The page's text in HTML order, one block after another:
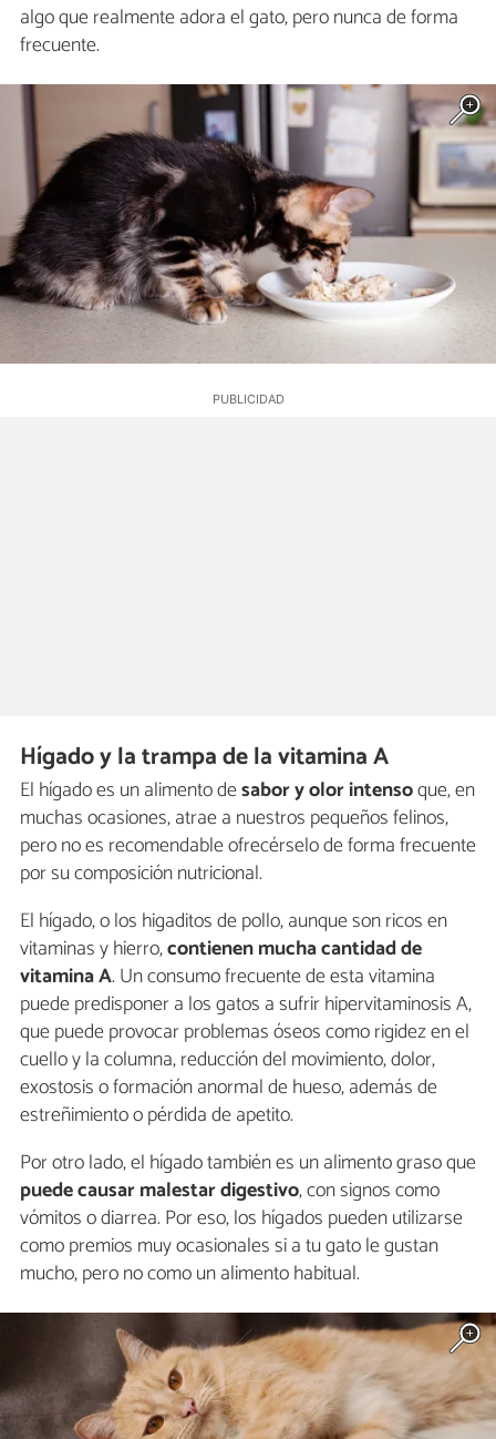
algo que realmente adora el gato, pero nunca de forma
frecuente.
Hígado y la trampa de la vitamina A
El hígado es un alimento desabor y olor intensoque, en
muchas ocasiones, atrae a nuestros pequeños felinos,
pero no es recomendable ofrecérselo de forma frecuente
por su composición nutricional.
El hígado, o los higaditos de pollo, aunque son ricos en
vitaminas y hierro,contienen mucha cantidad de
vitamina A. Un consumo frecuente de esta vitamina
puede predisponer a los gatos a sufrir hipervitaminosis A,
que puede provocar problemas óseos como rigidez en el
cuello y la columna, reducción del movimiento, dolor,
exostosis o formación anormal de hueso, además de
estreñimiento o pérdida de apetito.
Por otro lado, el hígado también es un alimento graso que
puede causar malestar digestivo, con signos como
vómitos o diarrea. Por eso, los hígados pueden utilizarse
como premios muy ocasionales si a tu gato le gustan
mucho, pero no como un alimento habitual.